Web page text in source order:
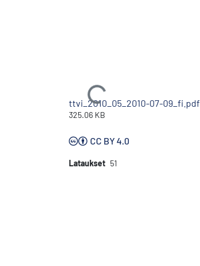
Ladataan...
ttvi_2010_05_2010-07-09_fi.pdf
325.06 KB
CC BY 4.0
Lataukset 51